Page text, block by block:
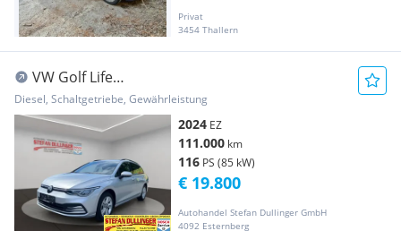
Privat
3454 Thallern
VW Golf Life
ALU*PDC*NAVI*LED*DAB*SHZ*VC*LenkradHZ
Diesel, Schaltgetriebe, Gewährleistung
2024 EZ
111.000 km
116 PS (85 kW)
Autohandel Stefan Dullinger GmbH
4092 Esternberg
€ 19.800